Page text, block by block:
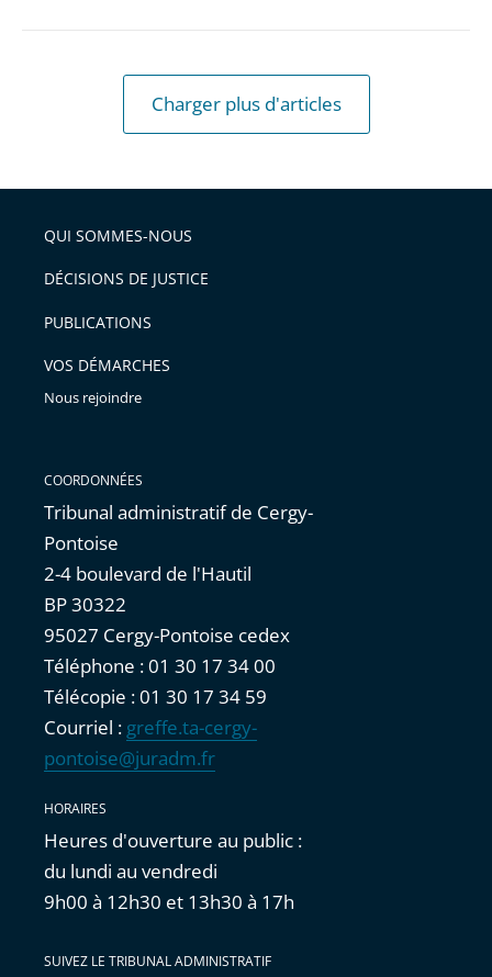
Charger plus d'articles
QUI SOMMES-NOUS
DÉCISIONS DE JUSTICE
PUBLICATIONS
VOS DÉMARCHES
Nous rejoindre
COORDONNÉES
Tribunal administratif de Cergy-
Pontoise
2-4 boulevard de l'Hautil
BP 30322
95027 Cergy-Pontoise cedex
Téléphone : 01 30 17 34 00
Télécopie : 01 30 17 34 59
Courriel : greffe.ta-cergy-
pontoise@juradm.fr
HORAIRES
Heures d'ouverture au public :
du lundi au vendredi
9h00 à 12h30 et 13h30 à 17h
SUIVEZ LE TRIBUNAL ADMINISTRATIF